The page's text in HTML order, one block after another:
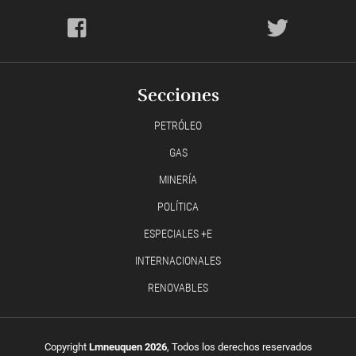
Secciones
PETRÓLEO
GAS
MINERÍA
POLÍTICA
ESPECIALES +E
INTERNACIONALES
RENOVABLES
Copyright Lmneuquen 2026, Todos los derechos reservados